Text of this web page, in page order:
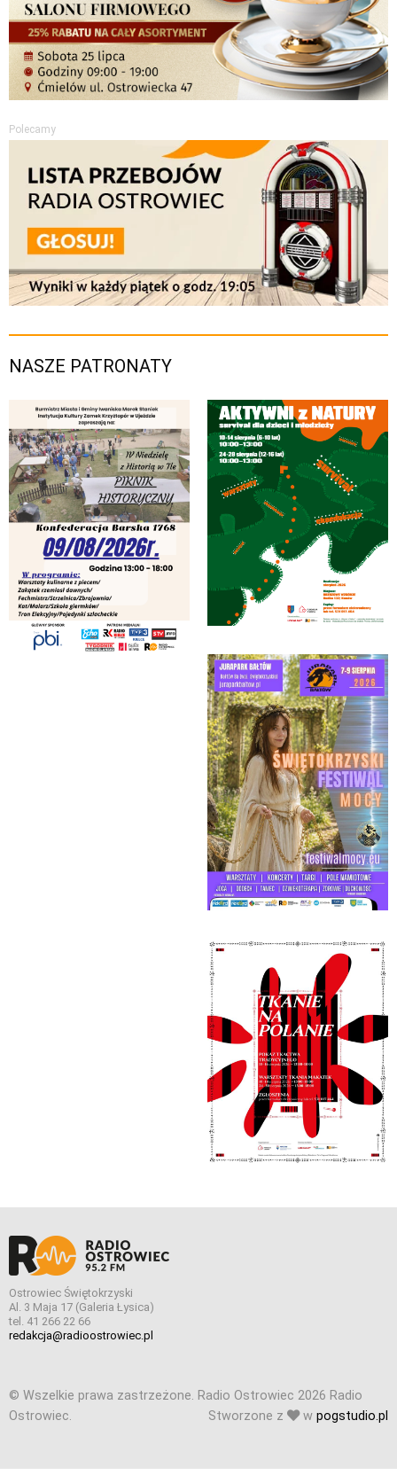
Polecamy
NASZE PATRONATY
Ostrowiec Świętokrzyski
Al. 3 Maja 17 (Galeria Łysica)
tel. 41 266 22 66
redakcja@radioostrowiec.pl
© Wszelkie prawa zastrzeżone. Radio Ostrowiec 2026 Radio
Ostrowiec.
Stworzone z w pogstudio.pl